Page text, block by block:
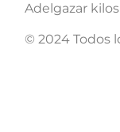
Adelgazar
© 2024 Todos